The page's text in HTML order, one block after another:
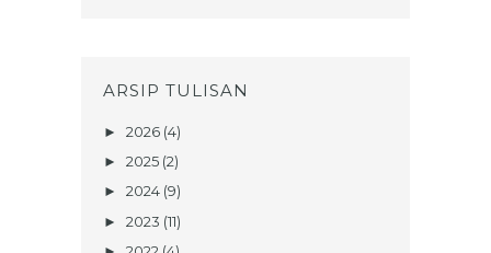
FILM KISAH KELAHIRAN NABI
TEKA TEKI SANTRI (Berhadiahhh!!!)
Penerimaan Peserta Didik Baru Tahun
Ajaran 2017/2018
ARSIP TULISAN
► 2026 (4)
► 2025 (2)
► 2024 (9)
► 2023 (11)